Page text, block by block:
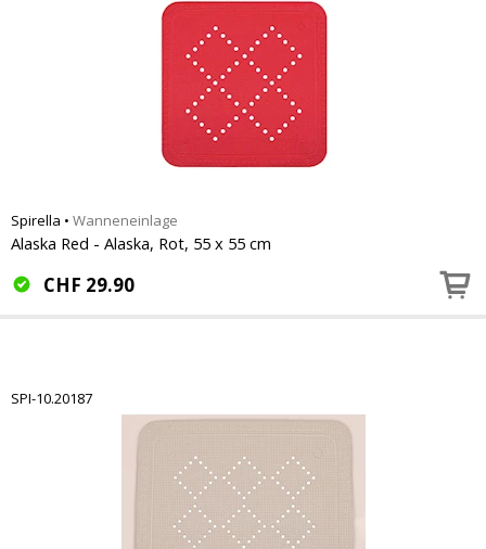
Spirella • Wanneneinlage
Alaska Red - Alaska, Rot, 55 x 55 cm
CHF 29.90
SPI-10.20187